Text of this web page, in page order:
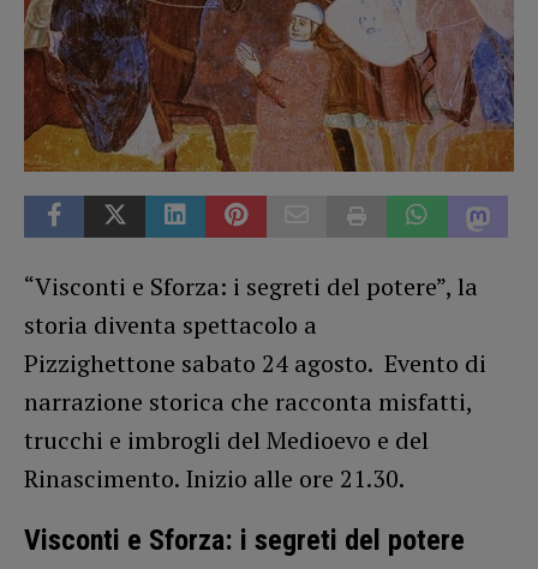
“Visconti e Sforza: i segreti del potere”, la
storia diventa spettacolo a
Pizzighettone sabato 24 agosto. Evento di
narrazione storica che racconta misfatti,
trucchi e imbrogli del Medioevo e del
Rinascimento. Inizio alle ore 21.30.
Visconti e Sforza: i segreti del potere